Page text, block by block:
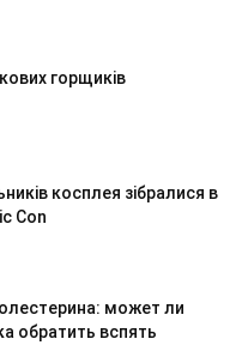
горщиків
косплея зібралися в
Con
может ли
обратить вспять